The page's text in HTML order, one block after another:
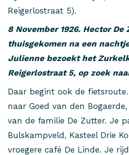
Reigerlostraat 5).
8 November 1926. Hector
thuisgekomen na een
Julienne bezoekt het
Reigerlostraat 5, op zoek
Daar begint ook de
naar Goed van den
van de familie De Zutter. Je
Bulskampveld, Kasteel Drie
vroegere café De Linde. Je